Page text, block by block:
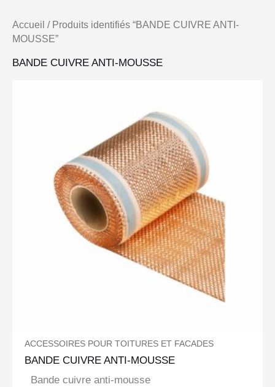
Accueil / Produits identifiés “BANDE CUIVRE ANTI-
MOUSSE”
BANDE CUIVRE ANTI-MOUSSE
ACCESSOIRES POUR TOITURES ET FACADES
BANDE CUIVRE ANTI-MOUSSE
Bande cuivre anti-mousse